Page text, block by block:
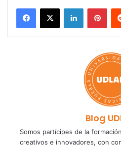
LinkedIn
Blog
Somos partícipes de la
creativos e innovadores, con